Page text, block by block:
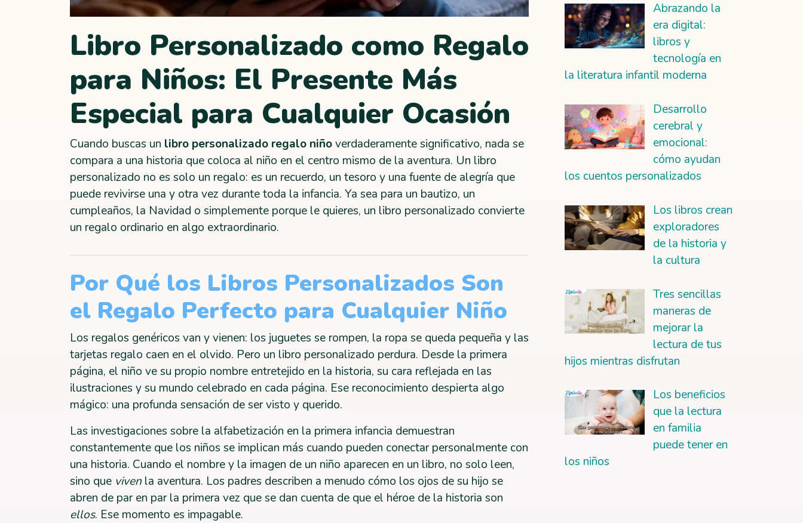
Libro Personalizado como Regalo
para Niños: El Presente Más
Especial para Cualquier Ocasión
Cuando buscas un libro personalizado regalo niñoverdaderamente significativo, nada se
compara a una historia que coloca al niño en el centro mismo de la aventura. Un libro
personalizado no es solo un regalo: es un recuerdo, un tesoro y una fuente de alegría que
puede revivirse una y otra vez durante toda la infancia. Ya sea para un bautizo, un
cumpleaños, la Navidad o simplemente porque le quieres, un libro personalizado convierte
un regalo ordinario en algo extraordinario.
Por Qué los Libros Personalizados Son
el Regalo Perfecto para Cualquier Niño
Los regalos genéricos van y vienen: los juguetes se rompen, la ropa se queda pequeña y las
tarjetas regalo caen en el olvido. Pero un libro personalizado perdura. Desde la primera
página, el niño ve su propio nombre entretejido en la historia, su cara reflejada en las
ilustraciones y su mundo celebrado en cada página. Ese reconocimiento despierta algo
mágico: una profunda sensación de ser visto y querido.
Las investigaciones sobre la alfabetización en la primera infancia demuestran
constantemente que los niños se implican más cuando pueden conectar personalmente con
una historia. Cuando el nombre y la imagen de un niño aparecen en un libro, no solo leen,
sino que vivenla aventura. Los padres describen a menudo cómo los ojos de su hijo se
abren de par en par la primera vez que se dan cuenta de que el héroe de la historia son
ellos. Ese momento es impagable.
Abrazando la
era digital:
libros y
tecnología en
la literatura infantil moderna
Desarrollo
cerebral y
emocional:
cómo ayudan
los cuentos personalizados
Los libros crean
exploradores
de la historia y
la cultura
Tres sencillas
maneras de
mejorar la
lectura de tus
hijos mientras disfrutan
Los beneficios
que la lectura
en familia
puede tener en
los niños